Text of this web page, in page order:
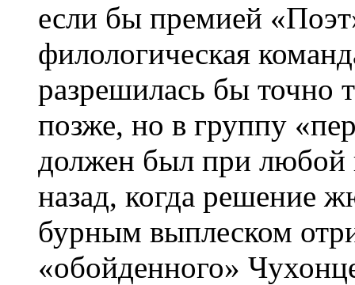
если бы премией
филологическая
разрешилась бы точно
позже, но в группу
должен был при любой
назад, когда решение
бурным выплеском
«обойденного»